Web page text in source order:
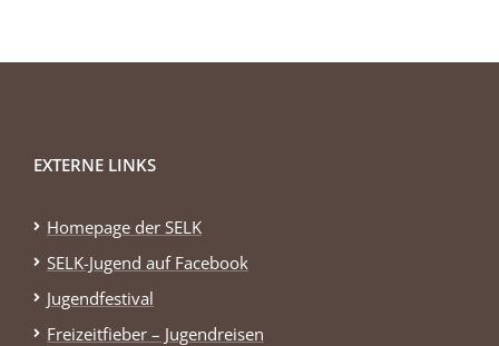
EXTERNE LINKS
Homepage der SELK
SELK-Jugend auf Facebook
Jugendfestival
Freizeitfieber – Jugendreisen